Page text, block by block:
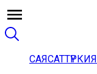
САЯСАТТҮРКИЯ